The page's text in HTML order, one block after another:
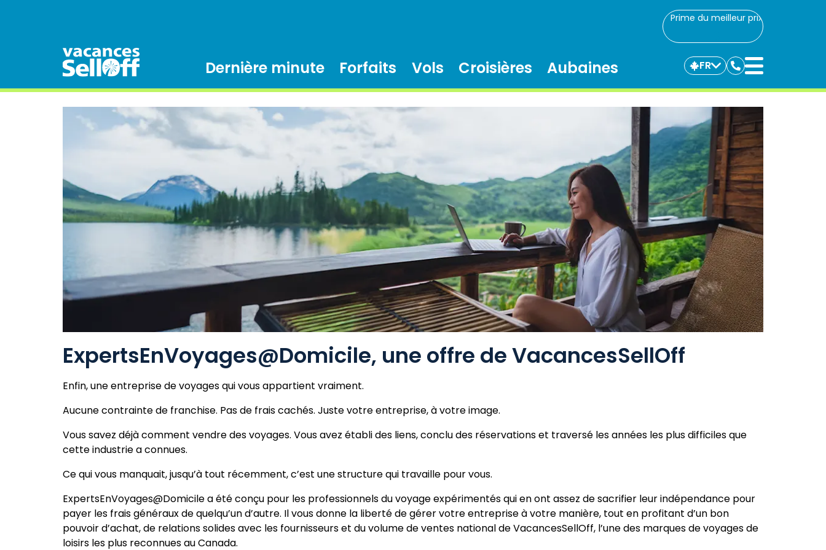
Prime du meilleur prix
Dernière minute Forfaits Vols Croisières Aubaines FR
Communiquez
avec
ExpertsEnVoyages@Domicile, une offre de VacancesSellOff
Enfin, une entreprise de voyages qui vous appartient vraiment.
Aucune contrainte de franchise. Pas de frais cachés. Juste votre entreprise, à votre image.
Vous savez déjà comment vendre des voyages. Vous avez établi des liens, conclu des réservations et traversé les années les plus difficiles que
cette industrie a connues.
Ce qui vous manquait, jusqu’à tout récemment, c’est une structure qui travaille pour vous.
ExpertsEnVoyages@Domicile a été conçu pour les professionnels du voyage expérimentés qui en ont assez de sacrifier leur indépendance pour
payer les frais généraux de quelqu’un d’autre. Il vous donne la liberté de gérer votre entreprise à votre manière, tout en profitant d’un bon
pouvoir d’achat, de relations solides avec les fournisseurs et du volume de ventes national de VacancesSellOff, l’une des marques de voyages de
loisirs les plus reconnues au Canada.